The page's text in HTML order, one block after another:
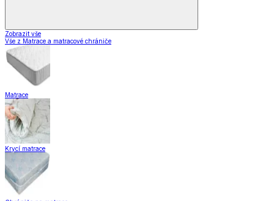
Zobrazit vše
Vše z Matrace a matracové chrániče
Matrace
Krycí matrace